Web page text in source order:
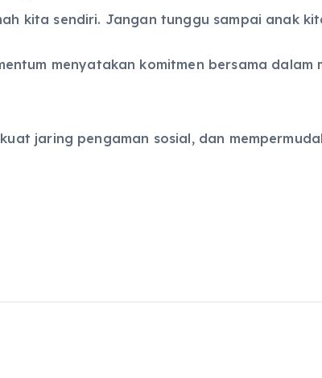
kita sendiri. Jangan tunggu sampai anak
menyatakan komitmen bersama dalam
jaring pengaman sosial, dan